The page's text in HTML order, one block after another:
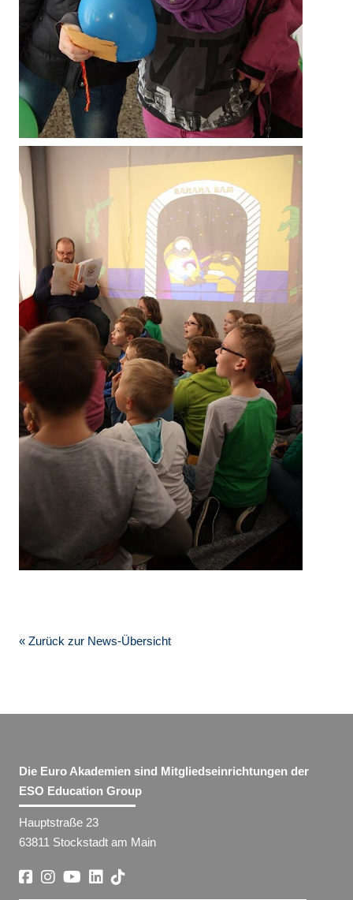
« Zurück zur News-Übersicht
Die Euro Akademien sind Mitgliedseinrichtungen der
ESO Education Group
Hauptstraße 23
63811 Stockstadt am Main